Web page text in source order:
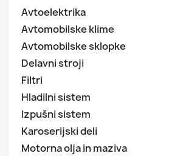
Avtoelektrika
Avtomobilske klime
Avtomobilske sklopke
Delavni stroji
Filtri
Hladilni sistem
Izpušni sistem
Karoserijski deli
Motorna olja in maziva